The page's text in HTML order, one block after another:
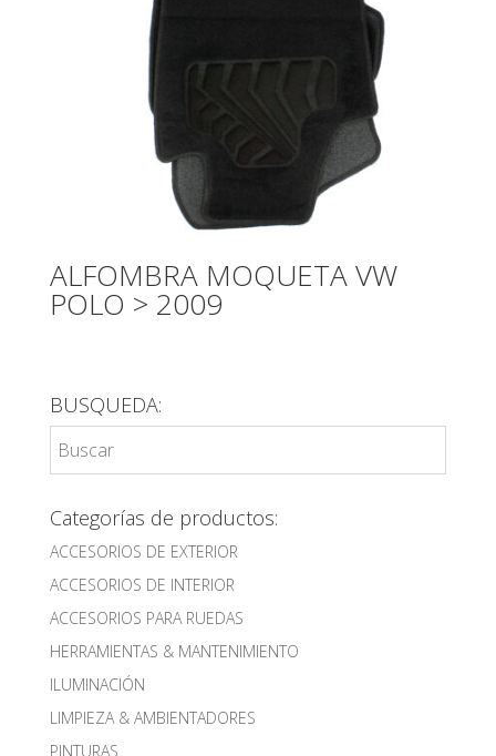
ALFOMBRA MOQUETA VW
POLO > 2009
BUSQUEDA:
Categorías de productos:
ACCESORIOS DE EXTERIOR
ACCESORIOS DE INTERIOR
ACCESORIOS PARA RUEDAS
HERRAMIENTAS & MANTENIMIENTO
ILUMINACIÓN
LIMPIEZA & AMBIENTADORES
PINTURAS